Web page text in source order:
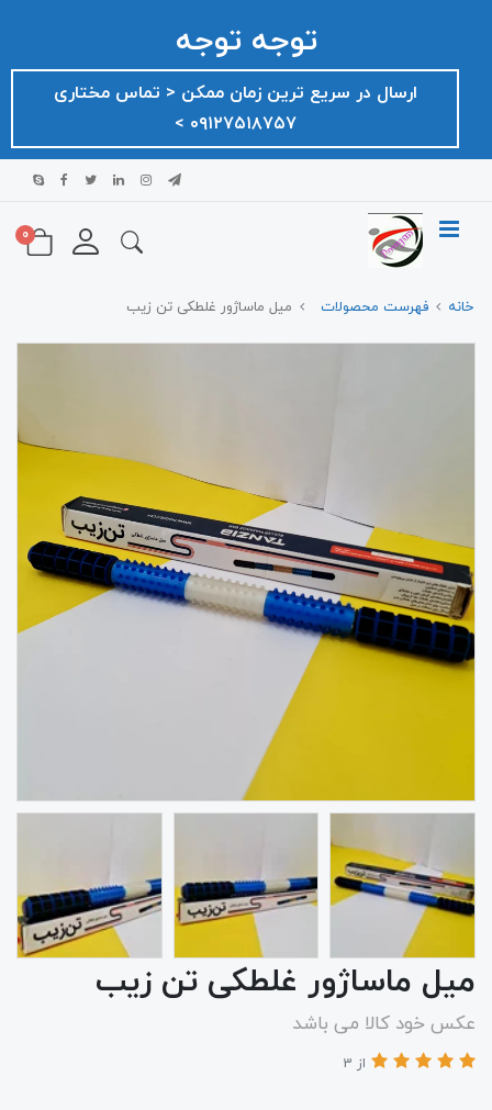
توجه توجه
ارسال در سریع ترین زمان ممکن ‌< تماس مختاری
۰۹۱۲۷۵۱۸۷۵۷ >
0
خانه فهرست محصولات میل ماساژور غلطکی تن زیب
میل ماساژور غلطکی تن زیب
عکس خود کالا می باشد
از 3